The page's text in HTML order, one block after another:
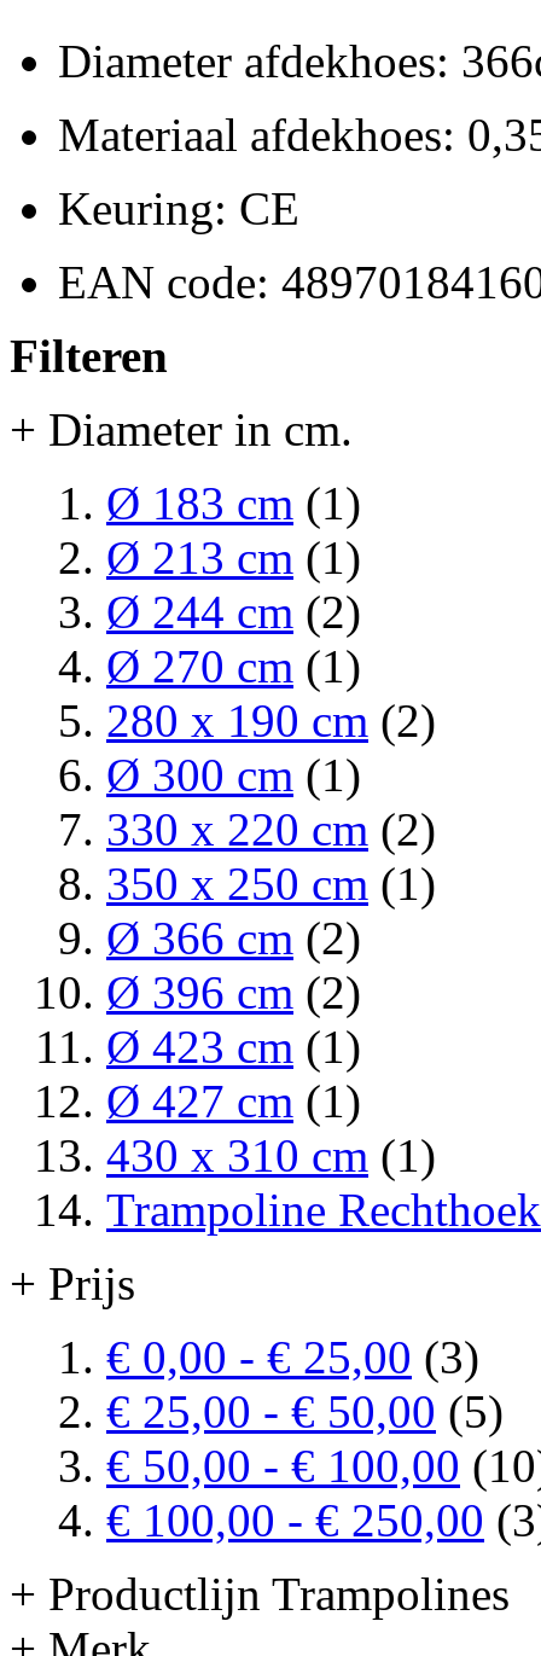
Diameter afdekhoes:
Materiaal afdekhoes:
Keuring: CE
EAN code:
Filteren
+ Diameter in cm.
Ø 183 cm (1)
Ø 213 cm (1)
Ø 244 cm (2)
Ø 270 cm (1)
280 x 190 cm (2)
Ø 300 cm (1)
330 x 220 cm (2)
350 x 250 cm (1)
Ø 366 cm (2)
Ø 396 cm (2)
Ø 423 cm (1)
Ø 427 cm (1)
430 x 310 cm (1)
Trampoline Rechthoek
+ Prijs
€ 0,00 - € 25,00 (3)
€ 25,00 - € 50,00 (5)
€ 50,00 - € 100,00
€ 100,00 - € 250,00
+ Productlijn Trampolines